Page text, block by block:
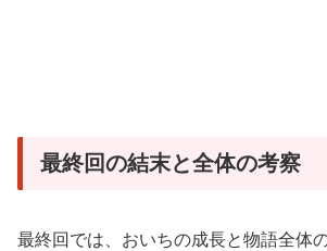
最終回の結末と全体の考察
最終回では、おいちの成長と物語全体